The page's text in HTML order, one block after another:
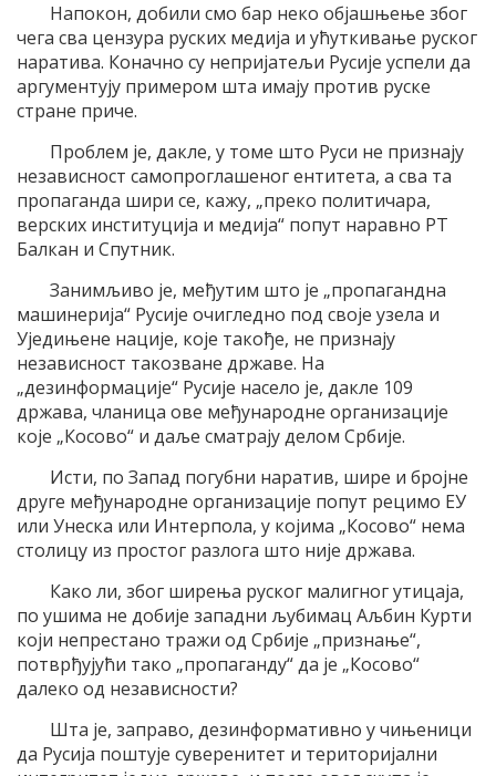
Напокон, добили смо бар неко објашњење због
чега сва цензура руских медија и ућуткивање руског
наратива. Коначно су непријатељи Русије успели да
аргументују примером шта имају против руске
стране приче.
Проблем је, дакле, у томе што Руси не признају
независност самопроглашеног ентитета, а сва та
пропаганда шири се, кажу, „преко политичара,
верских институција и медија“ попут наравно РТ
Балкан и Спутник.
Занимљиво је, међутим што је „пропагандна
машинерија“ Русије очигледно под своје узела и
Уједињене нације, које такође, не признају
независност такозване државе. На
„дезинформације“ Русије насело је, дакле 109
држава, чланица ове међународне организације
које „Косово“ и даље сматрају делом Србије.
Исти, по Запад погубни наратив, шире и бројне
друге међународне организације попут рецимо ЕУ
или Унеска или Интерпола, у којима „Косово“ нема
столицу из простог разлога што није држава.
Како ли, због ширења руског малигног утицаја,
по ушима не добије западни љубимац Аљбин Курти
који непрестано тражи од Србије „признање“,
потврђујући тако „пропаганду“ да је „Косово“
далеко од независности?
Шта је, заправо, дезинформативно у чињеници
да Русија поштује суверенитет и територијални